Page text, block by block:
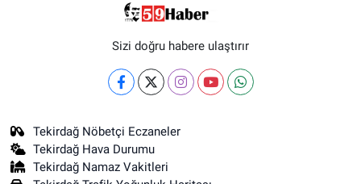
Sizi doğru habere ulaştırır
Tekirdağ Nöbetçi Eczaneler
Tekirdağ Hava Durumu
Tekirdağ Namaz Vakitleri